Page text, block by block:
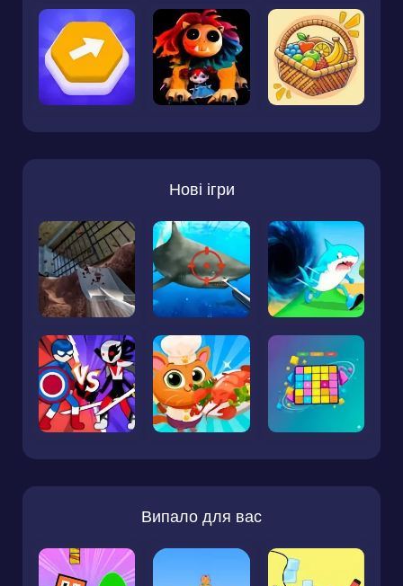
Нові ігри
Випало для вас